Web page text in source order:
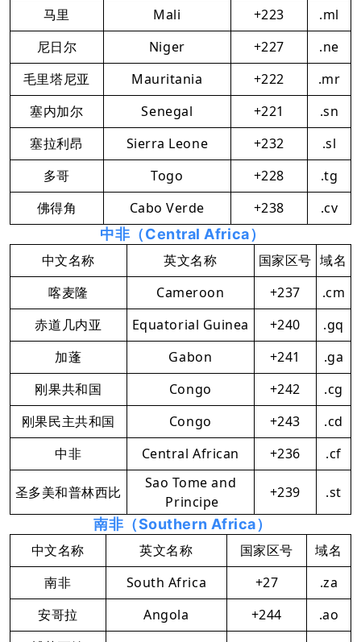
马里
Mali +223
.ml
尼日尔
Niger +227
.ne
毛里塔尼亚
Mauritania +222
.mr
塞内加尔
Senegal +221
.sn
塞拉利昂
Sierra Leone +232
.sl
多哥
Togo +228
.tg
佛得角
Cabo Verde +238 .cv
中非（Central Africa）
中文名称 英文名称 国家区号 域名
喀麦隆
Cameroon +237
.cm
赤道几内亚
Equatorial Guinea +240
.gq
加蓬
Gabon +241
.ga
刚果共和国
Congo +242
.cg
刚果民主共和国
Congo +243
.cd
中非
Central African +236 .cf
圣多美和普林西比
Sao Tome and
Principe
+239 .st
南非（Southern Africa）
中文名称 英文名称 国家区号
域名
南非
South Africa +27
.za
安哥拉
Angola +244
.ao